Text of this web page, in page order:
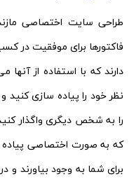
طراحی سایت اختصاصی
فاکتورها برای موفقیت در
دارند که با استفاده از
نظر خود را پیاده سازی کنید
را به شخص دیگری واگذار
که به صورت اختصاصی
برای شما به وجود بیاورند